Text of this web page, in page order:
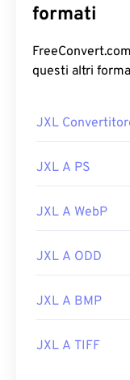
formati
FreeConvert.com
questi altri
JXL
JXL A PS
JXL A WebP
JXL A ODD
JXL A BMP
JXL A TIFF